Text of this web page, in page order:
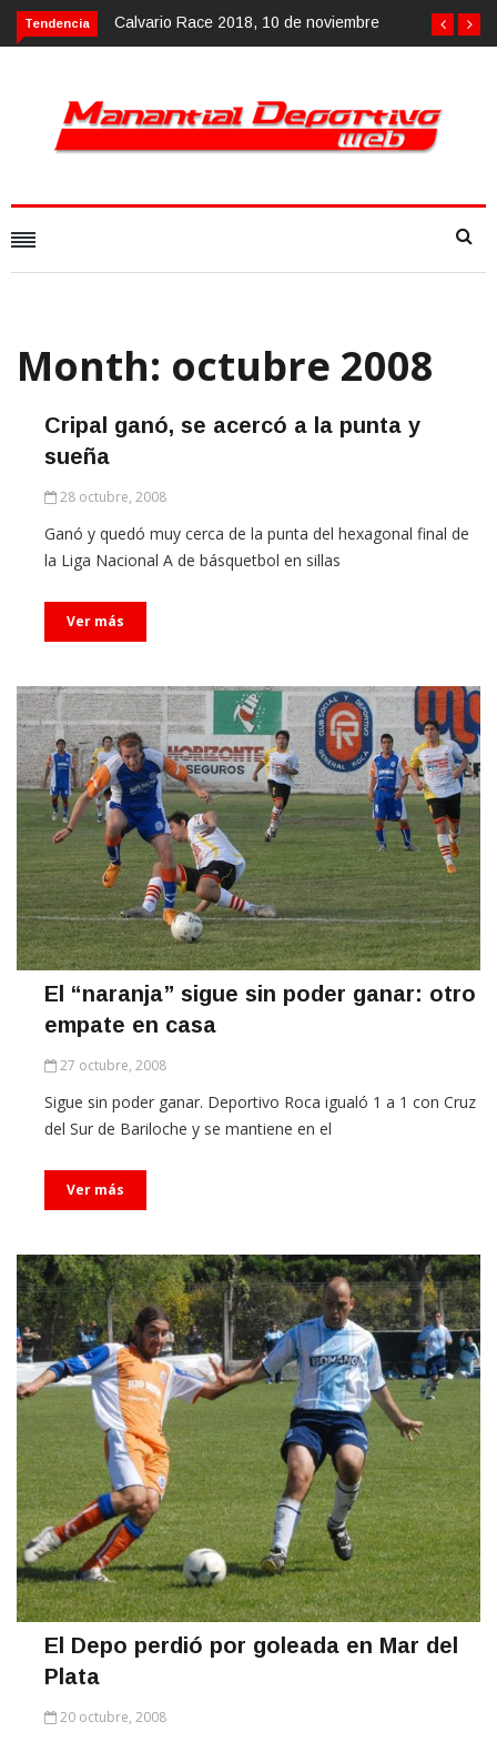
Tendencia Calvario Race 2018, 10 de noviembre
Month: octubre 2008
Cripal ganó, se acercó a la punta y
sueña
28 octubre, 2008
Ganó y quedó muy cerca de la punta del hexagonal final de
la Liga Nacional A de básquetbol en sillas
Ver más
El “naranja” sigue sin poder ganar: otro
empate en casa
27 octubre, 2008
Sigue sin poder ganar. Deportivo Roca igualó 1 a 1 con Cruz
del Sur de Bariloche y se mantiene en el
Ver más
El Depo perdió por goleada en Mar del
Plata
20 octubre, 2008